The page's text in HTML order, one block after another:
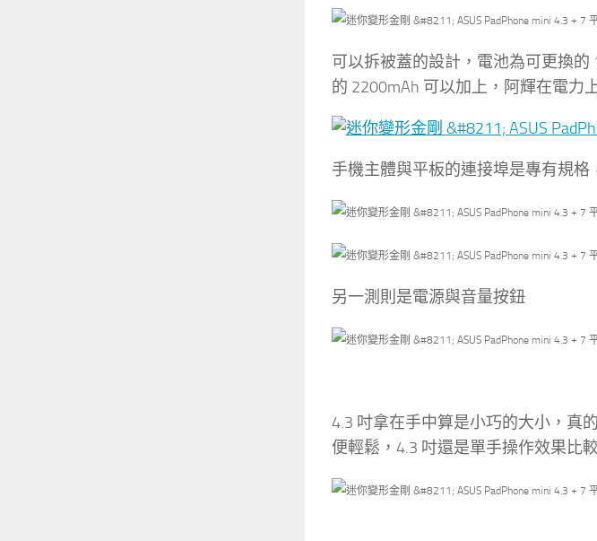
可以拆被蓋的設計，電池為可更換
的 2200mAh 可以加上，阿輝在電力
手機主體與平板的連接埠是專有規
另一測則是電源與音量按鈕
4.3 吋拿在手中算是小巧的大小，真
便輕鬆，4.3 吋還是單手操作效果比